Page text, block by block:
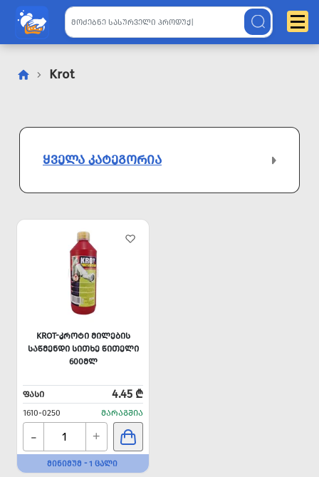
Krot
ᲧᲕᲔᲚᲐ ᲙᲐᲢᲔᲒᲝᲠᲘᲐ
KROT-ᲙᲠᲝᲢᲘ ᲛᲘᲚᲔᲑᲘᲡ
ᲡᲐᲬᲛᲔᲜᲓᲘ ᲡᲘᲗᲮᲔ ᲬᲘᲗᲔᲚᲘ
600ᲛᲚ
ᲤᲐᲡᲘ 4.45 ₾
1610-0250 ᲛᲐᲠᲐᲒᲨᲘᲐ
- +
ᲛᲘᲜᲘᲛᲣᲛ - 1 ᲪᲐᲚᲘ